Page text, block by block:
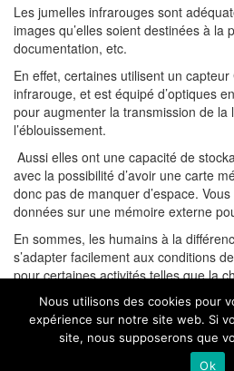
Les jumelles infrarouges sont
images qu’elles soient destinées à la
documentation, etc.
En effet, certaines utilisent un
infrarouge, et est équipé d’optiques
pour augmenter la transmission de la
l’éblouissement.
Aussi elles ont une capacité de
avec la possibilité d’avoir une carte
donc pas de manquer d’espace.
données sur une mémoire externe
En sommes, les humains à la
s’adapter facilement aux conditions
pour certaines activités telles que la
nocturne, l’observation des animaux
de jumelles infrarouges semble être
Nous utilisons des cookies pour
expérience sur notre site web. Si
site, nous supposerons que
Ok